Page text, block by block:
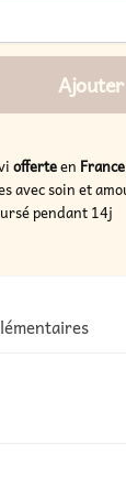
offerteen France
avec soin et
pendant 14j